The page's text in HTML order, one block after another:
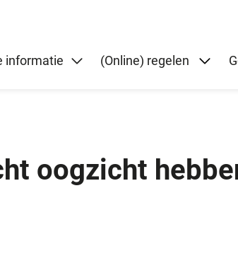
informatie (Online) regelen
oogzicht